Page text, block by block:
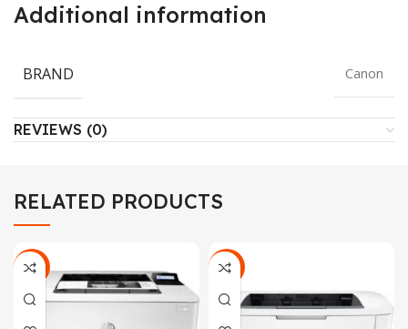
Additional information
BRAND Canon
REVIEWS (0)
RELATED PRODUCTS
-23% -26%